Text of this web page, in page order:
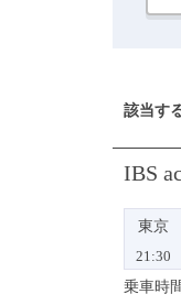
該当す
IBS
東京
21:30
乗車時